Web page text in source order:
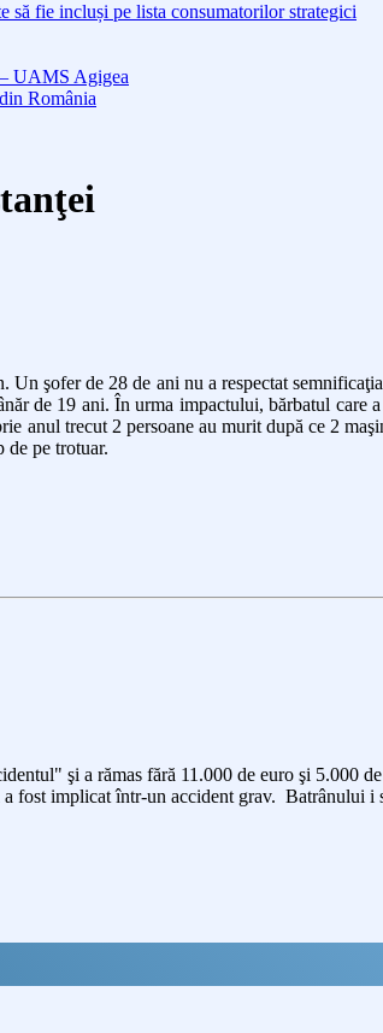
fie incluși pe lista consumatorilor strategici
UAMS Agigea
România
şofer de 28 de ani nu a respectat
de 19 ani. În urma impactului, bărbatul
anul trecut 2 persoane au murit după ce 2
de pe trotuar.
şi a rămas fără 11.000 de euro şi 5.000
fost implicat într-un accident grav. Batrânului